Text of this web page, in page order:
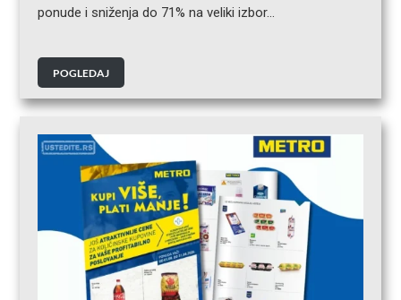
ponude i sniženja do 71% na veliki izbor…
POGLEDAJ